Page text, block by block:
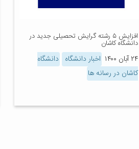
افزایش ۵ رشته گرایش تحصیلی جدید در
دانشگاه کاشان
۲۴ آبان ۱۴۰۰ اخبار دانشگاه دانشگاه
کاشان در رسانه ها